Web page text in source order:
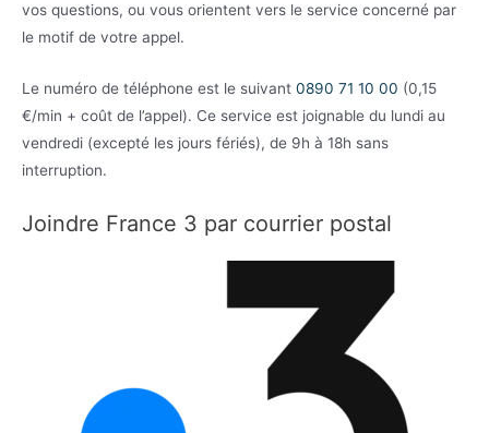
vos questions, ou vous orientent vers le service concerné par
le motif de votre appel.
Le numéro de téléphone est le suivant 0890 71 10 00 (0,15
€/min + coût de l’appel). Ce service est joignable du lundi au
vendredi (excepté les jours fériés), de 9h à 18h sans
interruption.
Joindre France 3 par courrier postal